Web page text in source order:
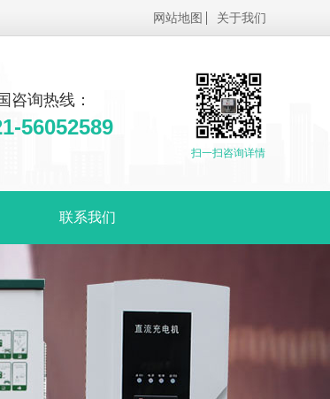
网站地图 关于我们
扫一扫咨询详情
咨询热线：
56052589
联系我们